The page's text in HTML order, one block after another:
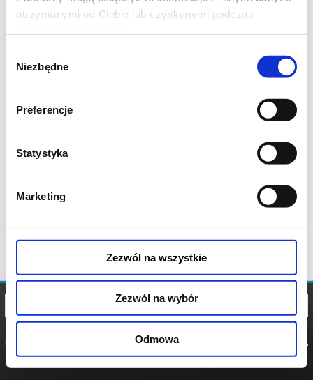
otrzymanymi od Ciebie lub uzyskanymi podczas
zgody
Niezbędne
Preferencje
Statystyka
Marketing
Zezwól na wszystkie
Zezwól na wybór
Odmowa
POLITYKA
POLITYKA